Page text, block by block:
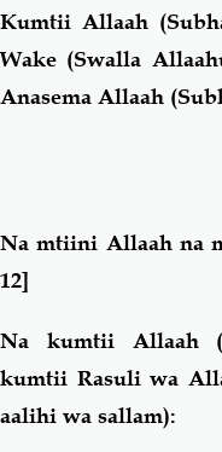
Kumtii Allaah
Wake (Swalla
Anasema Allaah
Na mtiini Allaah na
12]
Na kumtii Allaah
kumtii Rasuli wa
aalihi wa sallam):